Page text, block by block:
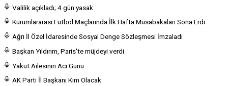
Valilik açıkladı; 4 gün yasak
Kurumlararası Futbol Maçlarında İlk Hafta Müsabakaları Sona Erdi
Ağrı İl Özel İdaresinde Sosyal Denge Sözleşmesi İmzaladı
Başkan Yıldırım, Paris'te müjdeyi verdi
Yakut Ailesinin Acı Günü
AK Parti İl Başkanı Kim Olacak